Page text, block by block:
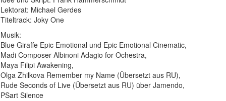
Lektorat: Michael Gerdes
Titeltrack: Joky One
Musik:
Blue Giraffe Epic Emotional und Epic Emotional Cinematic,
Madi Composer Albinoni Adagio for Ochestra,
Maya Filipi Awakening,
Olga Zhilkova Remember my Name (Übersetzt aus RU),
Rude Seconds of Live (Übersetzt aus RU) über Jamendo,
PSart Silence